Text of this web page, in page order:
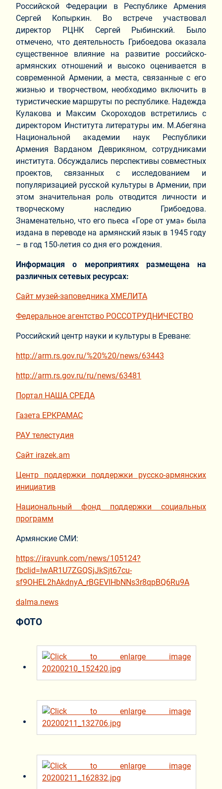
Российской Федерации в Республике Армения
Сергей Копыркин. Во встрече участвовал
директор РЦНК Сергей Рыбинский. Было
отмечено, что деятельность Грибоедова оказала
существенное влияние на развитие российско-
армянских отношений и высоко оценивается в
современной Армении, а места, связанные с его
жизнью и творчеством, необходимо включить в
туристические маршруты по республике. Надежда
Кулакова и Максим Скороходов встретились с
директором Института литературы им. М.Абегяна
Национальной академии наук Республики
Армения Варданом Деврикяном, сотрудниками
института. Обсуждались перспективы совместных
проектов, связанных с исследованием и
популяризацией русской культуры в Армении, при
этом значительная роль отводится личности и
творческому наследию Грибоедова.
Знаменательно, что его пьеса «Горе от ума» была
издана в переводе на армянский язык в 1945 году
– в год 150-летия со дня его рождения.
Информация о мероприятиях размещена на
различных сетевых ресурсах:
Сайт музей-заповедника ХМЕЛИТА
Федеральное агентство РОССОТРУДНИЧЕСТВО
Российский центр науки и культуры в Ереване:
http://arm.rs.gov.ru/%20%20/news/63443
http://arm.rs.gov.ru/ru/news/63481
Портал НАША СРЕДА
Газета ЕРКРАМАС
РАУ телестудия
Сайт irazek.am
Центр поддержки поддержки русско-армянских
инициатив
Национальный фонд поддержки социальных
программ
Армянские СМИ:
https://iravunk.com/news/105124?
fbclid=IwAR1U7ZGQSjJkSjt67cu-
sf9OHEL2hAkdnyA_rBGEVIHbNNs3r8qpBQ6Ru9A
dalma.news
ФОТО